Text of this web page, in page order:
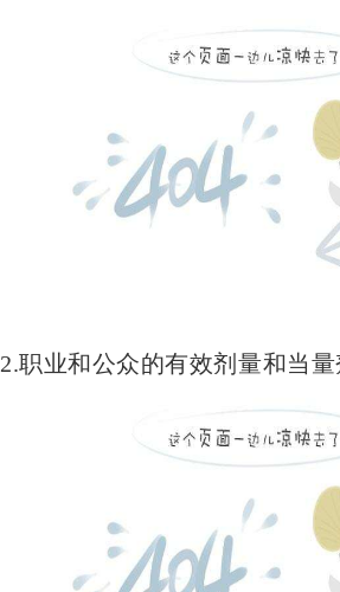
2.职业和公众的有效剂量和当